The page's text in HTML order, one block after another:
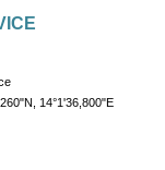
14°1'36,800"E